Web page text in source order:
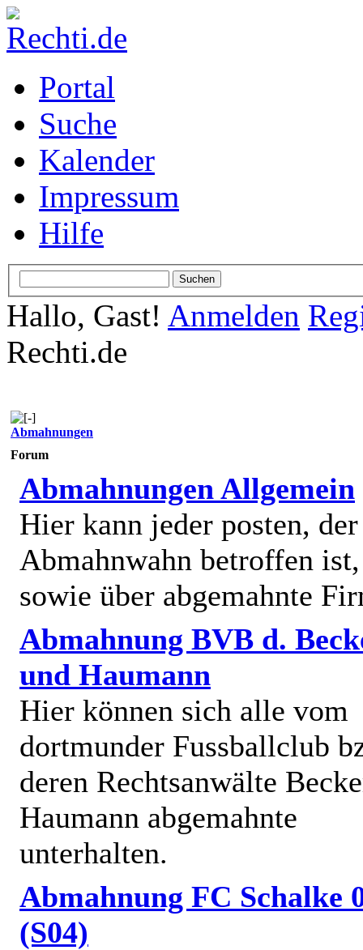
Portal
Suche
Kalender
Impressum
Hilfe
Hallo, Gast! Anmelden
Rechti.de
Abmahnungen
Forum
Abmahnungen Allgemein
Hier kann jeder posten,
Abmahnwahn betroffen ist,
sowie über abgemahnte
Abmahnung BVB d.
und Haumann
Hier können sich alle vom
dortmunder Fussballclub
deren Rechtsanwälte
Haumann abgemahnte
unterhalten.
Abmahnung FC Schalke
(S04)